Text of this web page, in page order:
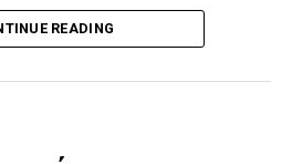
Αττικής, σε συνεργασία με
και τις φιλοζωικές
επικεφαλής την αρμόδια
των αδέσποτων ζώων
READING